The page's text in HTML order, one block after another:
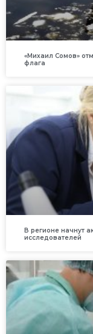
«Михаил Сомов»
флага
В регионе начнут
исследователей